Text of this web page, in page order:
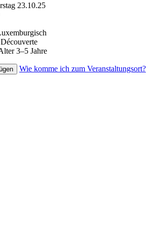
23.10.25
3–5 Jahre
Wie komme ich zum Veranstaltungsort?